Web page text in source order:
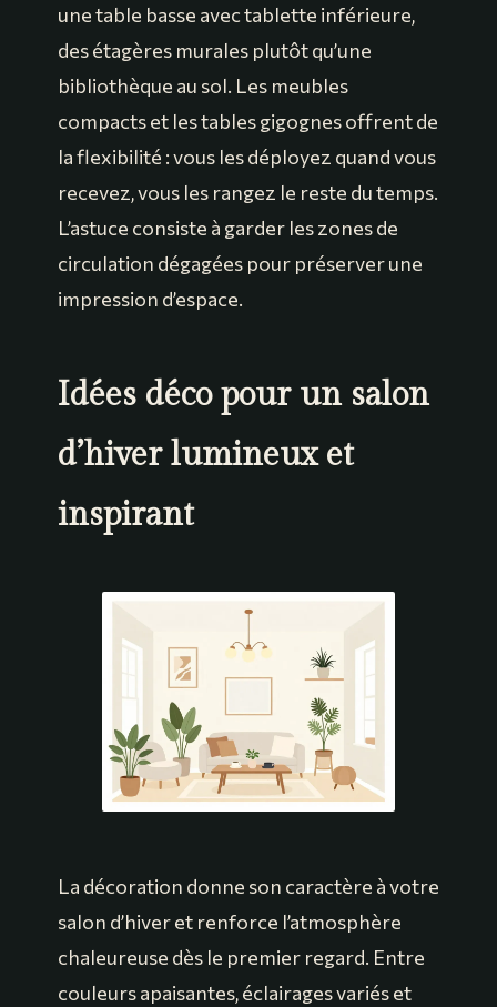
une table basse avec tablette inférieure,
des étagères murales plutôt qu’une
bibliothèque au sol. Les meubles
compacts et les tables gigognes offrent de
la flexibilité : vous les déployez quand vous
recevez, vous les rangez le reste du temps.
L’astuce consiste à garder les zones de
circulation dégagées pour préserver une
impression d’espace.
Idées déco pour un salon
d’hiver lumineux et
inspirant
La décoration donne son caractère à votre
salon d’hiver et renforce l’atmosphère
chaleureuse dès le premier regard. Entre
couleurs apaisantes, éclairages variés et